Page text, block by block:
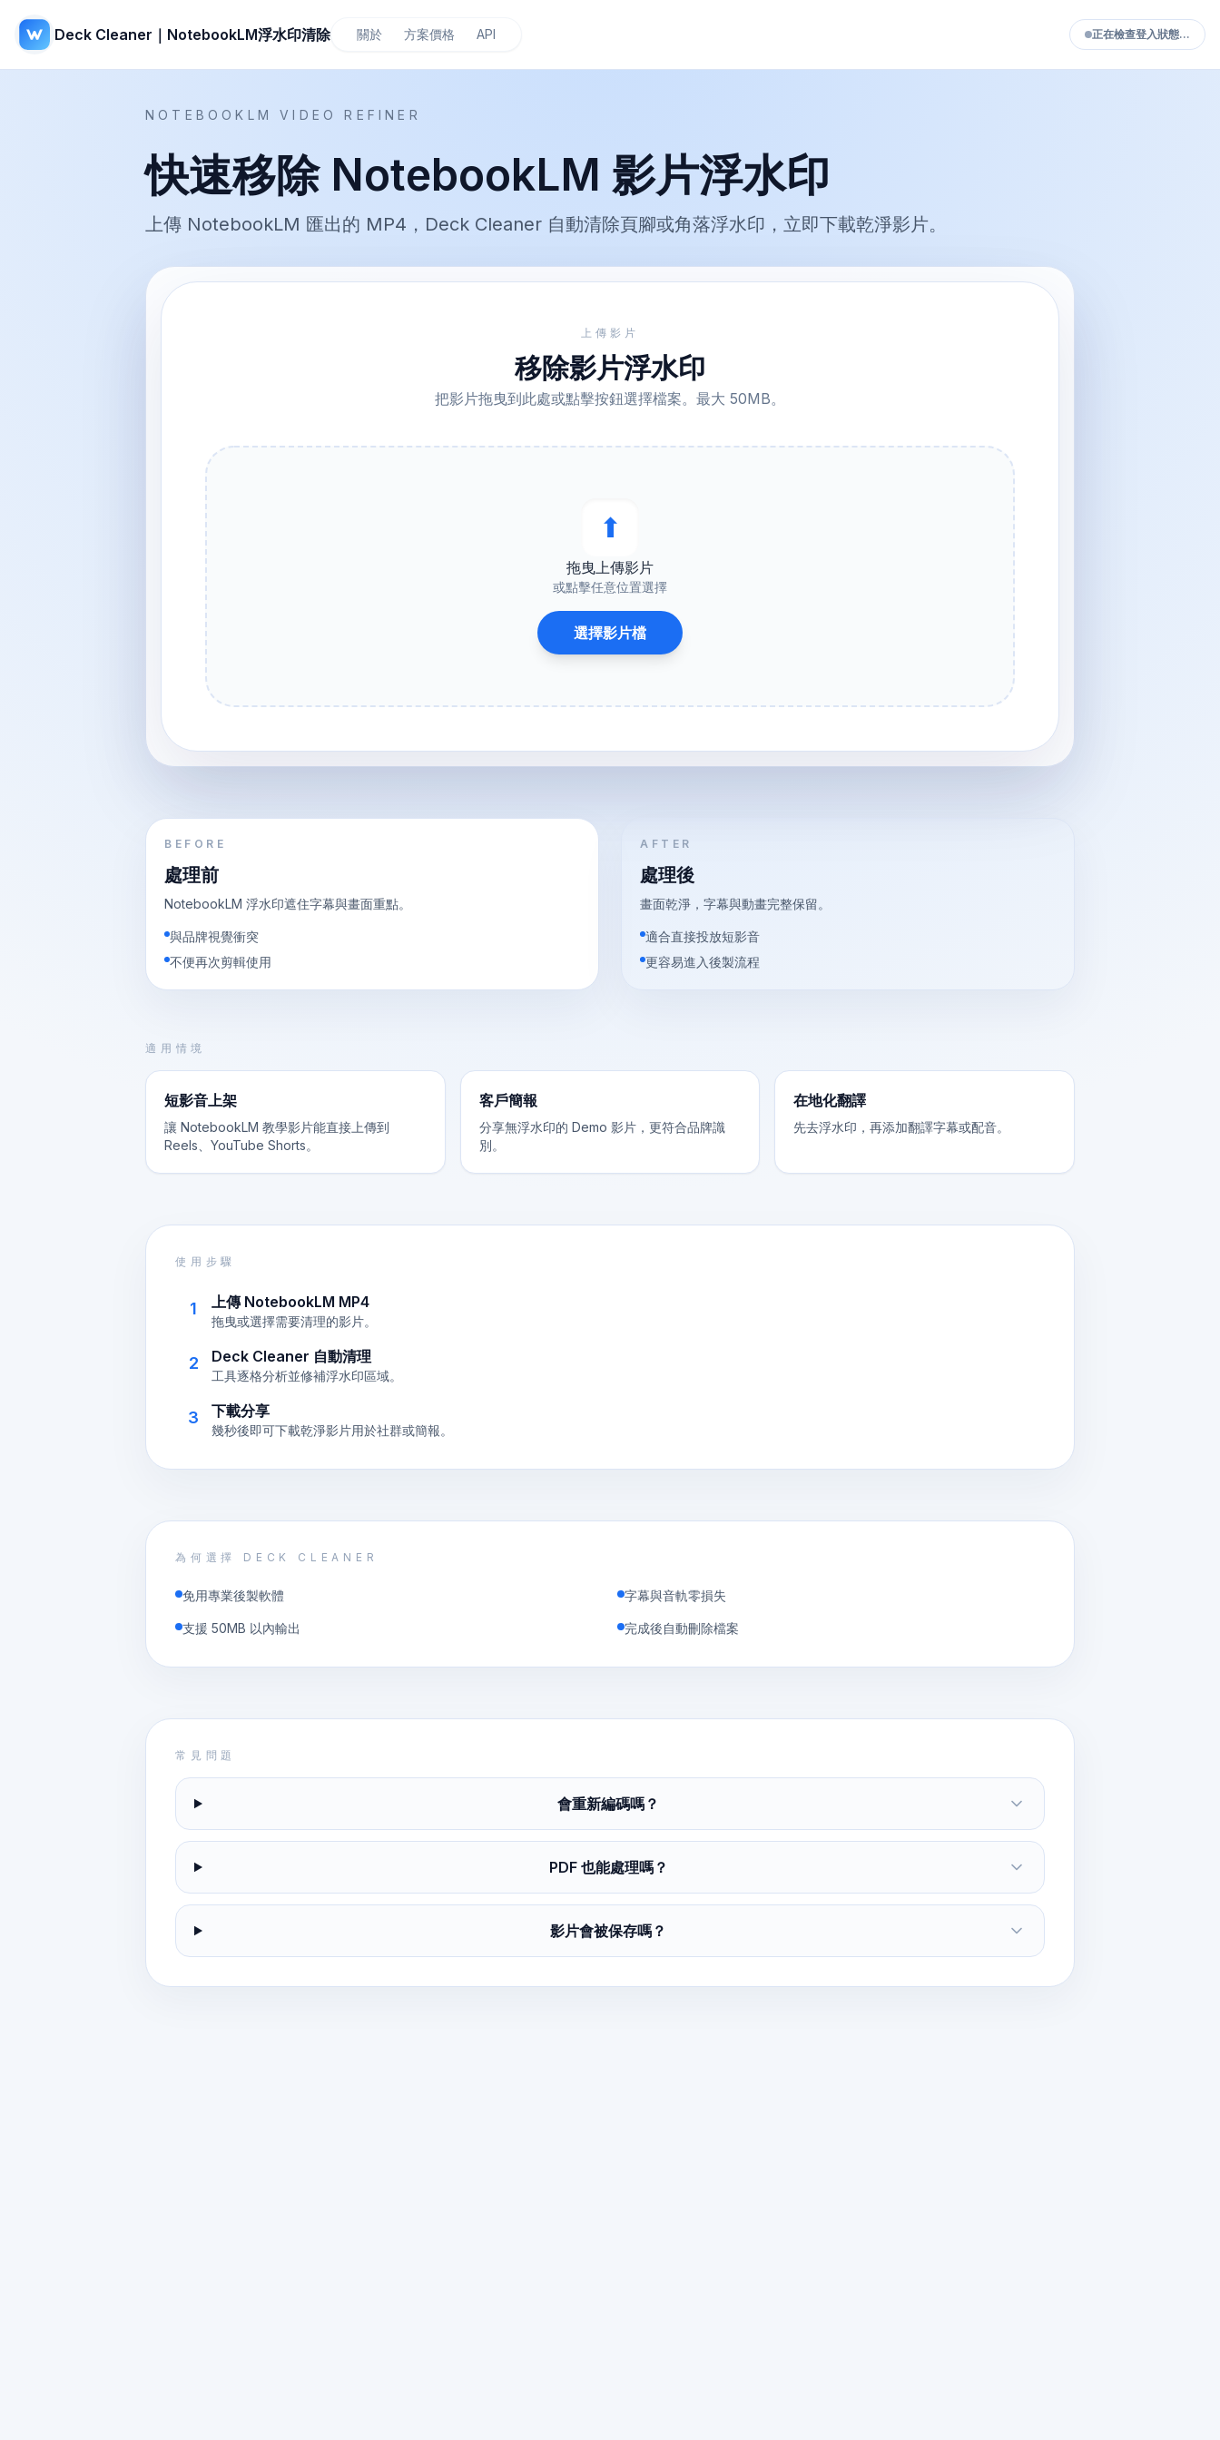
Deck Cleaner｜NotebookLM浮水印清除 關於 方案價格 API 正在檢查登入狀態…
NOTEBOOKLM VIDEO REFINER
快速移除 NotebookLM 影片浮水印
上傳 NotebookLM 匯出的 MP4，Deck Cleaner 自動清除頁腳或角落浮水印，立即下載乾淨影片。
上傳影片
移除影片浮水印
把影片拖曳到此處或點擊按鈕選擇檔案。最大 50MB。
⬆︎
拖曳上傳影片
或點擊任意位置選擇
選擇影片檔
BEFORE
處理前
NotebookLM 浮水印遮住字幕與畫面重點。
與品牌視覺衝突
不便再次剪輯使用
AFTER
處理後
畫面乾淨，字幕與動畫完整保留。
適合直接投放短影音
更容易進入後製流程
適用情境
短影音上架
讓 NotebookLM 教學影片能直接上傳到
Reels、YouTube Shorts。
客戶簡報
分享無浮水印的 Demo 影片，更符合品牌識
別。
在地化翻譯
先去浮水印，再添加翻譯字幕或配音。
使用步驟
1 上傳 NotebookLM MP4
拖曳或選擇需要清理的影片。
2 Deck Cleaner 自動清理
工具逐格分析並修補浮水印區域。
3 下載分享
幾秒後即可下載乾淨影片用於社群或簡報。
為何選擇 DECK CLEANER
免用專業後製軟體 字幕與音軌零損失
支援 50MB 以內輸出 完成後自動刪除檔案
常見問題
會重新編碼嗎？
PDF 也能處理嗎？
影片會被保存嗎？